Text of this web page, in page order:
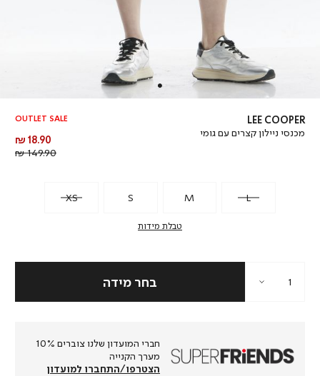
LEE COOPER
מכנסי ניילון קצרים עם גומי
OUTLET SALE
מחיר
מוצר
18.90 ₪
149.90 ₪
XS S M L
טבלת מידות
חברי המועדון שלנו צוברים 10%
מערך הקנייה
הצטרפו/התחברו למועדון